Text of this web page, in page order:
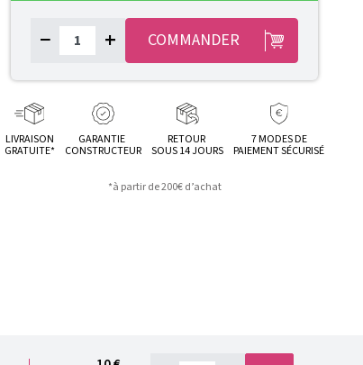
− + COMMANDER
LIVRAISON
GRATUITE*
GARANTIE
CONSTRUCTEUR
RETOUR
SOUS 14 JOURS
7 MODES DE
PAIEMENT SÉCURISÉ
*à partir de 200€ d’achat